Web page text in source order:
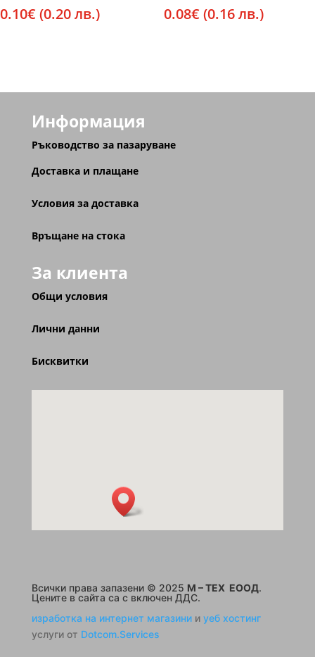
0.10€ (0.20 лв.) 0.08€ (0.16 лв.)
Информация
Ръководство за пазаруване
Доставка и плащане
Условия за доставка
Връщане на стока
За клиента
Общи условия
Лични данни
Бисквитки
Всички права запазени © 2025 M – TEX ЕООД.
Цените в сайта са с включен ДДС.
изработка на интернет магазинии уеб хостинг
услуги от Dotcom.Services